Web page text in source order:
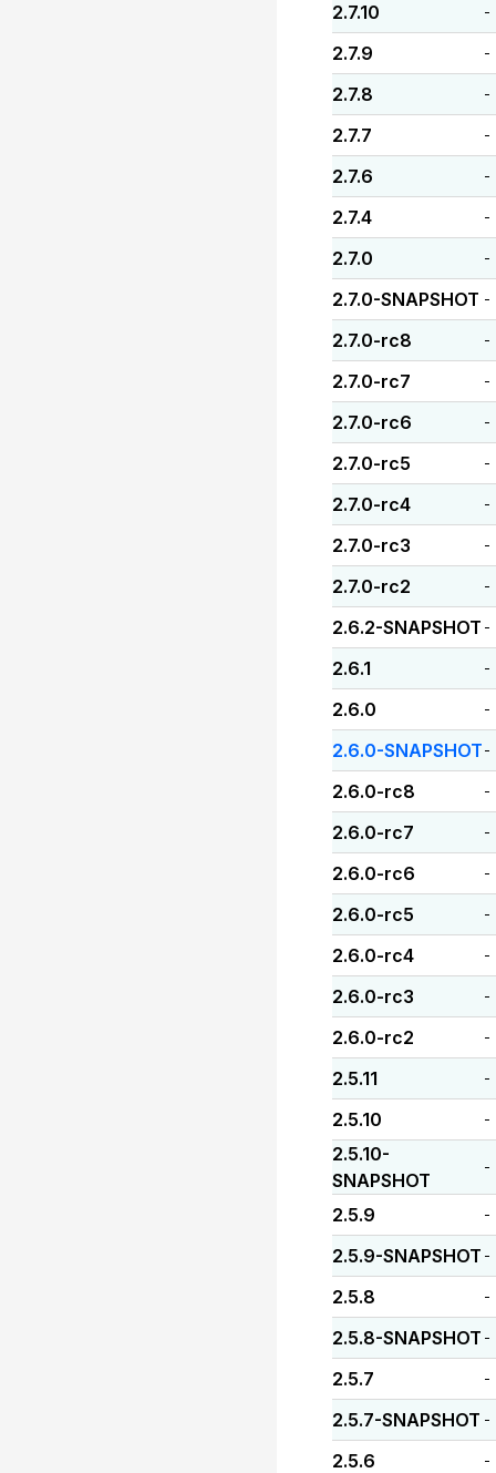
2.7.10 -
2.7.9 -
2.7.8 -
2.7.7 -
2.7.6 -
2.7.4 -
2.7.0 -
2.7.0-SNAPSHOT -
2.7.0-rc8 -
2.7.0-rc7 -
2.7.0-rc6 -
2.7.0-rc5 -
2.7.0-rc4 -
2.7.0-rc3 -
2.7.0-rc2 -
2.6.2-SNAPSHOT -
2.6.1 -
2.6.0 -
2.6.0-SNAPSHOT -
2.6.0-rc8 -
2.6.0-rc7 -
2.6.0-rc6 -
2.6.0-rc5 -
2.6.0-rc4 -
2.6.0-rc3 -
2.6.0-rc2 -
2.5.11 -
2.5.10 -
2.5.10-
SNAPSHOT
-
2.5.9 -
2.5.9-SNAPSHOT -
2.5.8 -
2.5.8-SNAPSHOT -
2.5.7 -
2.5.7-SNAPSHOT -
2.5.6 -